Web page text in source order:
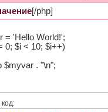
[/php]
= 'Hello World!';
0; $i < 10; $i++)
. "\n";
код: